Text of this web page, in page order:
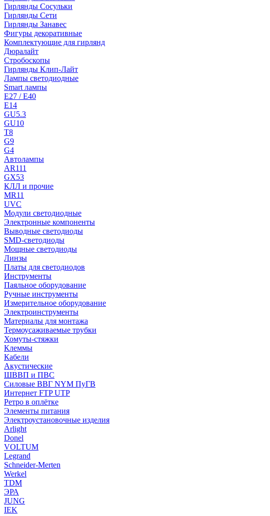
Гирлянды Сосульки
Гирлянды Сети
Гирлянды Занавес
Фигуры декоративные
Комплектующие для гирлянд
Дюралайт
Стробоскопы
Гирлянды Клип-Лайт
Лампы светодиодные
Smart лампы
E27 / E40
E14
GU5.3
GU10
T8
G9
G4
Автолампы
AR111
GX53
КЛЛ и прочие
MR11
UVC
Модули светодиодные
Электронные компоненты
Выводные светодиоды
SMD-светодиоды
Мощные светодиоды
Линзы
Платы для светодиодов
Инструменты
Паяльное оборудование
Ручные инструменты
Измерительное оборудование
Электроинструменты
Материалы для монтажа
Термоусаживаемые трубки
Хомуты-стяжки
Клеммы
Кабели
Акустические
ШВВП и ПВС
Силовые ВВГ NYM ПуГВ
Интернет FTP UTP
Ретро в оплётке
Элементы питания
Электроустановочные изделия
Arlight
Donel
VOLTUM
Legrand
Schneider-Merten
Werkel
TDM
ЭРА
JUNG
IEK